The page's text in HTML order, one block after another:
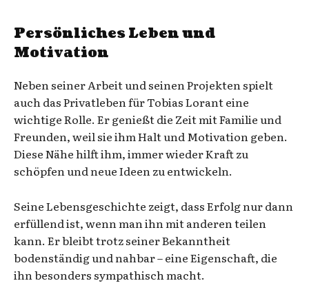
Persönliches Leben und
Motivation
Neben seiner Arbeit und seinen Projekten spielt
auch das Privatleben für Tobias Lorant eine
wichtige Rolle. Er genießt die Zeit mit Familie und
Freunden, weil sie ihm Halt und Motivation geben.
Diese Nähe hilft ihm, immer wieder Kraft zu
schöpfen und neue Ideen zu entwickeln.
Seine Lebensgeschichte zeigt, dass Erfolg nur dann
erfüllend ist, wenn man ihn mit anderen teilen
kann. Er bleibt trotz seiner Bekanntheit
bodenständig und nahbar – eine Eigenschaft, die
ihn besonders sympathisch macht.